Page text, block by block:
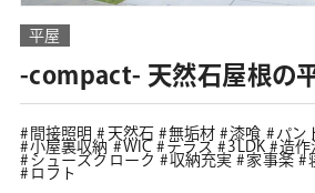
平屋
-compact- 天然石屋根の
間接照明 天然石 無垢材 漆喰 パン
小屋裏収納
WIC テラス 3LDK
造作
シューズクローク
収納充実 家事楽
ロフト